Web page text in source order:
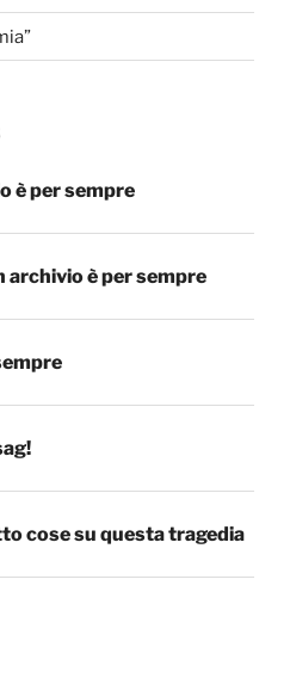
è per sempre
archivio è per sempre
cose su questa tragedia